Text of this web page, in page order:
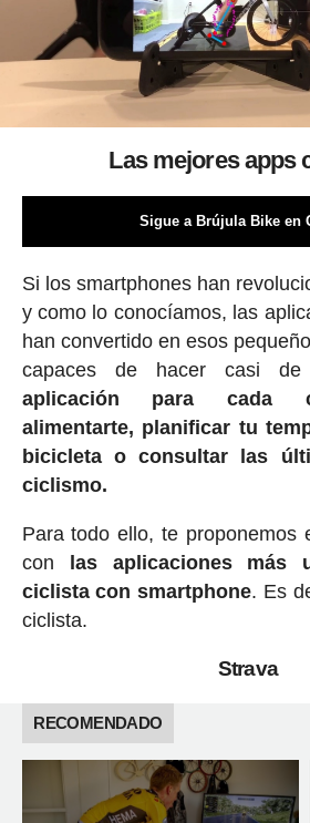
Las mejores apps
Sigue a Brújula Bike en
Si los smartphones han
y como lo conocíamos, las
han convertido en esos
capaces de hacer casi
aplicación para cada
alimentarte, planificar tu
bicicleta o consultar las
ciclismo.
Para todo ello, te proponemos
con las aplicaciones más
ciclista con smartphone. Es
ciclista.
Strava
RECOMENDADO